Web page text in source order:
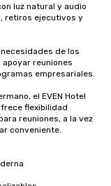
luz natural y audio
retiros ejecutivos y
de los
reuniones
empresariales.
el EVEN Hotel
flexibilidad
reuniones, a la vez
conveniente.